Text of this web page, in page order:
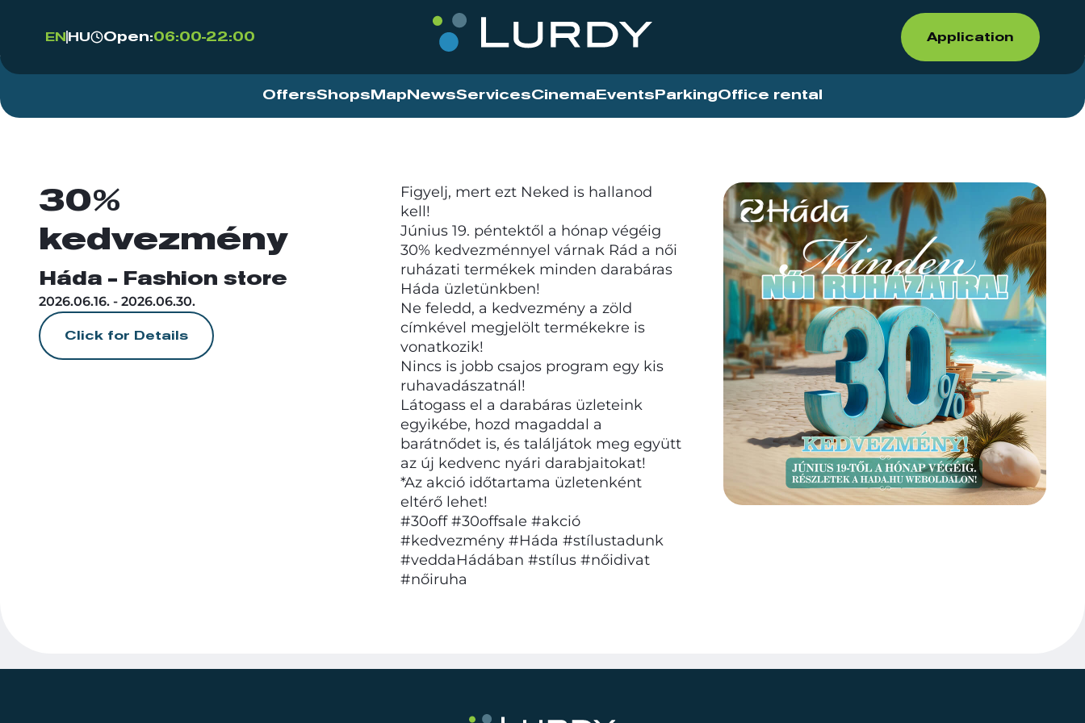
EN HU Open:06:00-22:00 Application
OffersShops Map NewsServicesCinema Events ParkingOffice rental
30%
kedvezmény
Háda - Fashion store
2026.06.16. - 2026.06.30.
Click for Details
Figyelj, mert ezt Neked is hallanod
kell!
Június 19. péntektől a hónap végéig
30% kedvezménnyel várnak Rád a női
ruházati termékek minden darabáras
Háda üzletünkben!
Ne feledd, a kedvezmény a zöld
címkével megjelölt termékekre is
vonatkozik!
Nincs is jobb csajos program egy kis
ruhavadászatnál!
Látogass el a darabáras üzleteink
egyikébe, hozd magaddal a
barátnődet is, és találjátok meg együtt
az új kedvenc nyári darabjaitokat!
*Az akció időtartama üzletenként
eltérő lehet!
#30off #30offsale #akció
#kedvezmény #Háda #stílustadunk
#veddaHádában #stílus #nőidivat
#nőiruha